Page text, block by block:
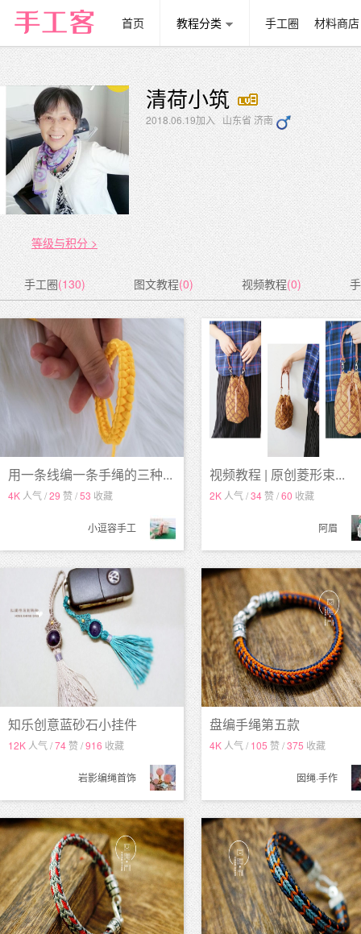
首页 教程分类 手工圈 材料商店
等级与积分 >
清荷小筑
2018.06.19加入 山东省 济南
手工圈(130) 图文教程(0) 视频教程(0)
用一条线编一条手绳的三种...
4K 人气 /29 赞 /53 收藏
小逗容手工
视频教程 | 原创菱形束...
2K 人气 /34 赞 /60 收藏
阿眉
知乐创意蓝砂石小挂件
12K 人气 /74 赞 /916 收藏
岩影编绳首饰
盘编手绳第五款
4K 人气 / 105 赞 /375 收藏
囡绳·手作